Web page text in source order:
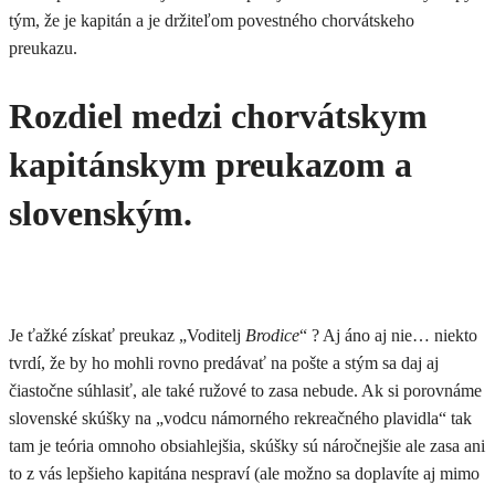
tým, že je kapitán a je držiteľom povestného chorvátskeho
preukazu.
Rozdiel medzi chorvátskym
kapitánskym preukazom a
slovenským.
Je ťažké získať preukaz „Voditelj Brodice“ ? Aj áno aj nie… niekto
tvrdí, že by ho mohli rovno predávať na pošte a stým sa daj aj
čiastočne súhlasiť, ale také ružové to zasa nebude. Ak si porovnáme
slovenské skúšky na „vodcu námorného rekreačného plavidla“ tak
tam je teória omnoho obsiahlejšia, skúšky sú náročnejšie ale zasa ani
to z vás lepšieho kapitána nespraví (ale možno sa doplavíte aj mimo